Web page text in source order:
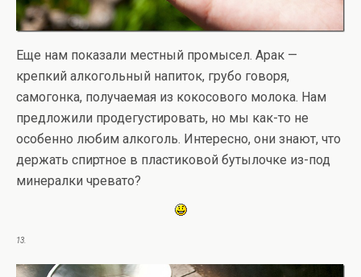
Еще нам показали местный промысел. Арак —
крепкий алкогольный напиток, грубо говоря,
самогонка, получаемая из кокосового молока. Нам
предложили продегустировать, но мы как-то не
особенно любим алкоголь. Интересно, они знают, что
держать спиртное в пластиковой бутылочке из-под
минералки чревато?
13.